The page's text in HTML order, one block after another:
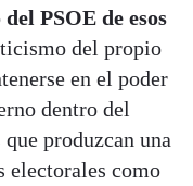
PSOE de esos
del propio
en el poder
dentro del
produzcan una
electorales como